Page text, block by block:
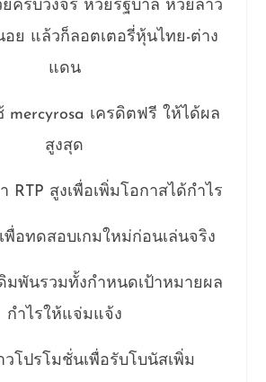
ครบวงจร หวยรัฐบาล หวยลาว
อย แล้วก็ลอตเตอรี่หุ้นไทย-ต่าง
แดน
mercyrosa เครดิตฟรี ให้ได้ผล
สูงสุด
RTP สูงเพื่อเพิ่มโอกาสได้กำไร
พื่อทดสอบเกมใหม่ก่อนเล่นจริง
มพันรวมทั้งกำหนดเป้าหมายผล
กำไรให้แจ่มแจ้ง
โปรโมชั่นเพื่อรับโบนัสเพิ่ม